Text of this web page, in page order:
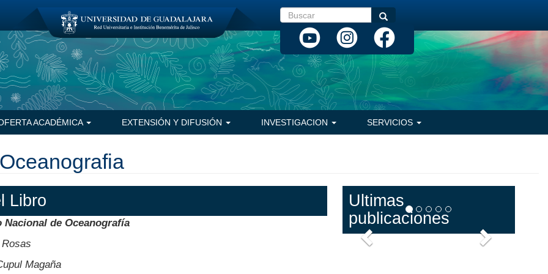
Buscar Buscar
ACADÉMICA EXTENSIÓN Y DIFUSIÓN INVESTIGACION SERVICIOS
Libro
Nacional de Oceanografía
Magaña
Ultimas
publicaciones
Anterior Siguiente